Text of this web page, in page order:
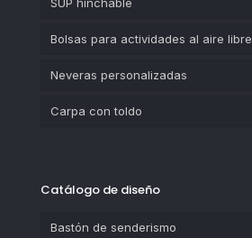
Bolsas para actividades al aire libre
Neveras personalizadas
Carpa con toldo
Catálogo de diseño
Bastón de senderismo